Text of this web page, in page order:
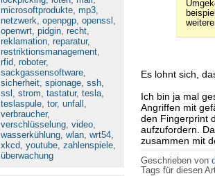
microsoftprodukte, mp3,
netzwerk, openpgp, openssl ,
openwrt, pidgin, recht,
reklamation, reparatur,
restriktionsmanagement,
rfid, roboter,
sackgassensoftware,
sicherheit, spionage, ssh,
ssl , strom, tastatur, tesla,
teslaspule, tor, unfall ,
verbraucher,
verschlüsselung, video,
wasserkühlung, wlan, wrt54,
xkcd, youtube, zahlenspiele,
überwachung
Es lohnt sich,
Ich bin ja mal
Angriffen mit
den Fingerprint
aufzufordern.
zusammen mit
Geschrieben von
Tags für diesen